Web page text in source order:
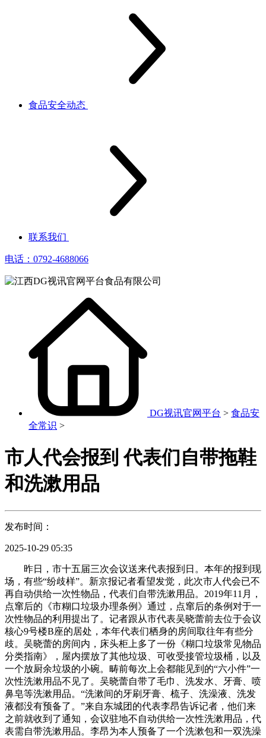
食品安全动态
联系我们
电话：0792-4688066
DG视讯官网平台 > 食品安
全常识 >
市人代会报到 代表们自带拖鞋
和洗漱用品
发布时间：
2025-10-29 05:35
昨日，市十五届三次会议送来代表报到日。本年的报到现
场，有些“纷歧样”。新京报记者看望发觉，此次市人代会已不
再自动供给一次性物品，代表们自带洗漱用品。2019年11月，
点窜后的《市糊口垃圾办理条例》通过，点窜后的条例对于一
次性物品的利用提出了。记者跟从市代表吴晓蕾前去位于会议
核心9号楼B座的居处，本年代表们栖身的房间取往年有些分
歧。吴晓蕾的房间内，床头柜上多了一份《糊口垃圾常见物品
分类指南》，屋内摆放了其他垃圾、可收受接管垃圾桶，以及
一个放厨余垃圾的小碗。畴前每次上会都能见到的“六小件”一
次性洗漱用品不见了。吴晓蕾自带了毛巾、洗发水、牙膏、喷
鼻皂等洗漱用品。“洗漱间的牙刷牙膏、梳子、洗澡液、洗发
液都没有预备了。”来自东城团的代表李昂告诉记者，他们来
之前就收到了通知，会议驻地不自动供给一次性洗漱用品，代
表需自带洗漱用品。李昂为本人预备了一个洗漱包和一双洗澡